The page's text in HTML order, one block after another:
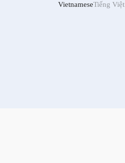
VietnameseTiếng Việt